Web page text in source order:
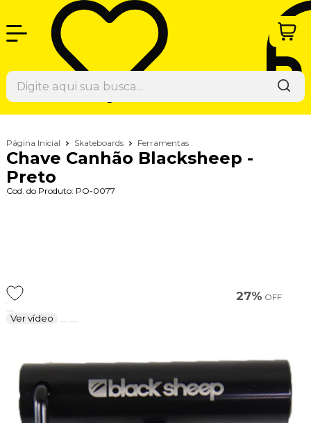
Página Inicial Skateboards Ferramentas
Chave Canhão Blacksheep -
Preto
Cod. do Produto: PO-0077
27% OFF
Ver vídeo